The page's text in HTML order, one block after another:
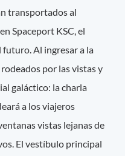
transportados al
Spaceport KSC, el
Al ingresar a la
por las vistas y
galáctico: la charla
a los viajeros
vistas lejanas de
El vestíbulo principal